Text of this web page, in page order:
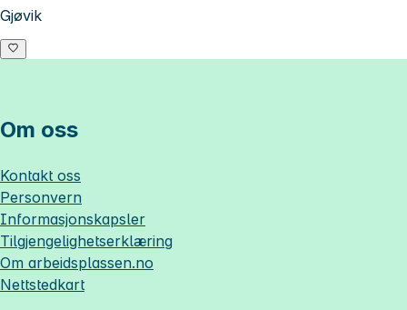
Gjøvik
Om oss
Kontakt oss
Personvern
Informasjonskapsler
Tilgjengelighetserklæring
Om arbeidsplassen.no
Nettstedkart